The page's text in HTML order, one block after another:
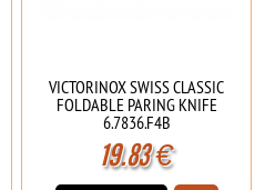
VICTORINOX SWISS CLASSIC
FOLDABLE PARING KNIFE
6.7836.F4B
19.83€